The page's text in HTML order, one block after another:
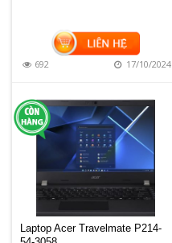
692 17/10/2024
Laptop Acer Travelmate P214-